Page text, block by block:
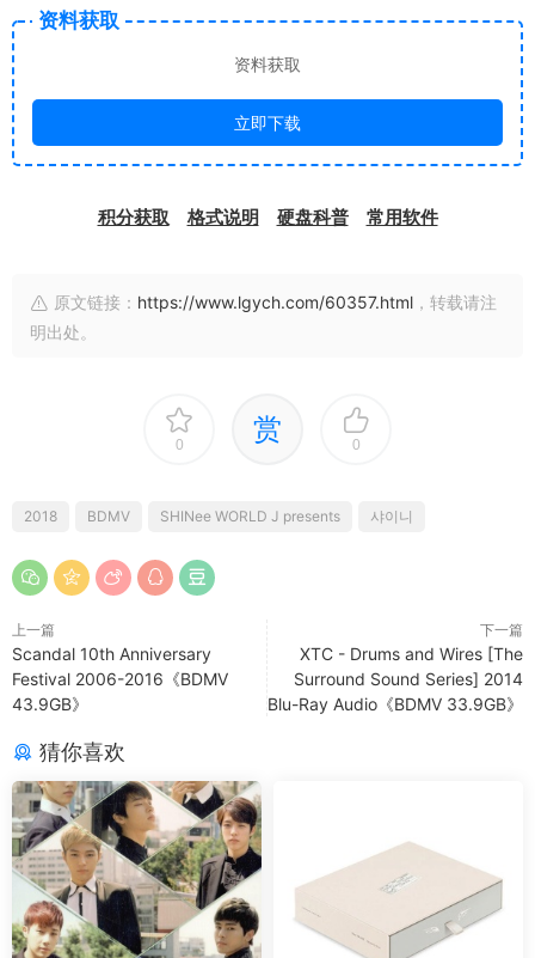
资料获取
资料获取
立即下载
积分获取 格式说明 硬盘科普 常用软件
原文链接： https://www.lgych.com/60357.html ，转载请注
明出处。
0 赏 0
2018 BDMV SHINee WORLD J presents 샤이니
上一篇
Scandal 10th Anniversary
Festival 2006-2016《BDMV
43.9GB》
下一篇
XTC - Drums and Wires [The
Surround Sound Series] 2014
Blu-Ray Audio《BDMV 33.9GB》
猜你喜欢